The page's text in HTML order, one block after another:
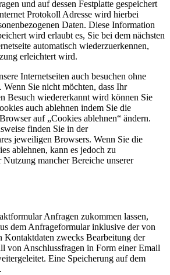
und auf dessen Festplatte gespeichert
Protokoll Adresse wird hierbei
Daten. Diese Information
wird erlaubt es, Sie bei dem nächsten
automatisch wiederzuerkennen,
erleichtert wird.
Internetseiten auch besuchen ohne
Wenn Sie nicht möchten, dass Ihr
Besuch wiedererkannt wird können Sie
auch ablehnen indem Sie die
auf „Cookies ablehnen“ ändern.
finden Sie in der
jeweiligen Browsers. Wenn Sie die
ablehnen, kann es jedoch zu
mancher Bereiche unserer
Anfragen zukommen lassen,
dem Anfrageformular inklusive der von
Kontaktdaten zwecks Bearbeitung der
von Anschlussfragen in Form einer Email
Eine Speicherung auf dem